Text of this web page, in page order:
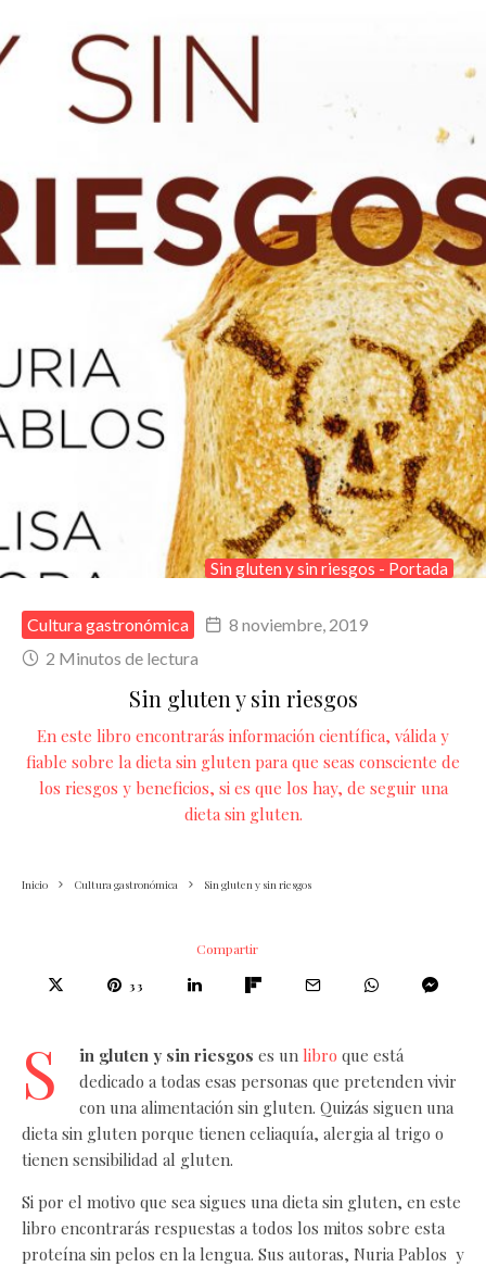
Sin gluten y sin riesgos - Portada
Cultura gastronómica
8 noviembre, 2019
2 Minutos de lectura
Sin gluten y sin riesgos
En este libro encontrarás información científica, válida y
fiable sobre la dieta sin gluten para que seas consciente de
los riesgos y beneficios, si es que los hay, de seguir una
dieta sin gluten.
Inicio Cultura gastronómica Sin gluten y sin riesgos
Compartir
33
S in gluten y sin riesgos es un libro que está
dedicado a todas esas personas que pretenden vivir
con una alimentación sin gluten. Quizás siguen una
dieta sin gluten porque tienen celiaquía, alergia al trigo o
tienen sensibilidad al gluten.
Si por el motivo que sea sigues una dieta sin gluten, en este
libro encontrarás respuestas a todos los mitos sobre esta
proteína sin pelos en la lengua. Sus autoras, Nuria Pablos y